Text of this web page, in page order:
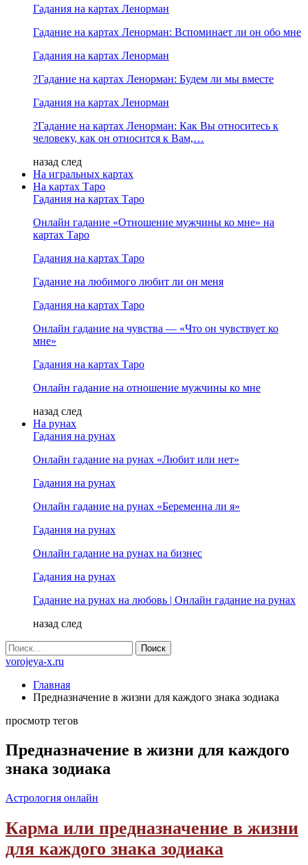
Гадания на картах Ленорман
Гадание на картах Ленорман: Вспоминает ли он обо мне
Гадания на картах Ленорман
?Гадание на картах Ленорман: Будем ли мы вместе
Гадания на картах Ленорман
?Гадание на картах Ленорман: Как Вы относитесь к
человеку, как он относится к Вам,…
назад след
На игральных картах
На картах Таро
Гадания на картах Таро
Онлайн гадание «Отношение мужчины ко мне» на
картах Таро
Гадания на картах Таро
Гадание на любимого любит ли он меня
Гадания на картах Таро
Онлайн гадание на чувства — «Что он чувствует ко
мне»
Гадания на картах Таро
Онлайн гадание на отношение мужчины ко мне
назад след
На рунах
Гадания на рунах
Онлайн гадание на рунах «Любит или нет»
Гадания на рунах
Онлайн гадание на рунах «Беременна ли я»
Гадания на рунах
Онлайн гадание на рунах на бизнес
Гадания на рунах
Гадание на рунах на любовь | Онлайн гадание на рунах
назад след
vorojeya-x.ru
Главная
Предназначение в жизни для каждого знака зодиака
просмотр тегов
Предназначение в жизни для каждого
знака зодиака
Астрология онлайн
Карма или предназначение в жизни
для каждого знака зодиака